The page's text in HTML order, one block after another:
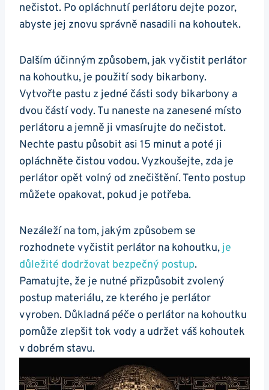
nečistot. Po opláchnutí perlátoru dejte pozor,​
abyste jej znovu správně nasadili na kohoutek.
Dalším účinným způsobem, jak vyčistit perlátor
na kohoutku, je použití sody bikarbony.
Vytvořte pastu z jedné části sody⁣ bikarbony a
dvou částí vody. Tu naneste na zanesené místo⁢
perlátoru a jemně ji ‍vmasírujte do nečistot.
Nechte pastu působit asi 15 minut a poté ​ji
opláchněte‌ čistou vodou. Vyzkoušejte, zda je
perlátor opět volný⁣ od⁤ znečištění. Tento postup
můžete opakovat, pokud je potřeba.
Nezáleží‍ na tom, jakým způsobem se
rozhodnete vyčistit perlátor na kohoutku,​ je
důležité dodržovat bezpečný postup.
Pamatujte, že‌ je nutné⁢ přizpůsobit zvolený
postup ⁢materiálu, ze kterého je perlátor
vyroben.⁣ Důkladná péče o perlátor na kohoutku
pomůže zlepšit tok vody a udržet váš‌ kohoutek
v dobrém stavu.